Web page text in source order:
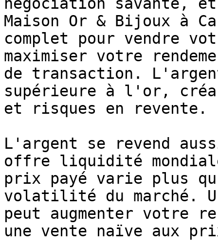
Maison Or & Bijoux à
complet pour vendre
maximiser votre
de transaction.
supérieure à l'or,
et risques en revente.
L'argent se revend
offre liquidité
prix payé varie plus
volatilité du marché.
peut augmenter votre
une vente naïve aux